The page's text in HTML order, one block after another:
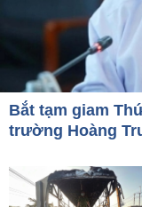
Bắt tạm giam
trường Hoàng